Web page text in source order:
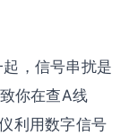
，信号串扰是
你在查A线
利用数字信号